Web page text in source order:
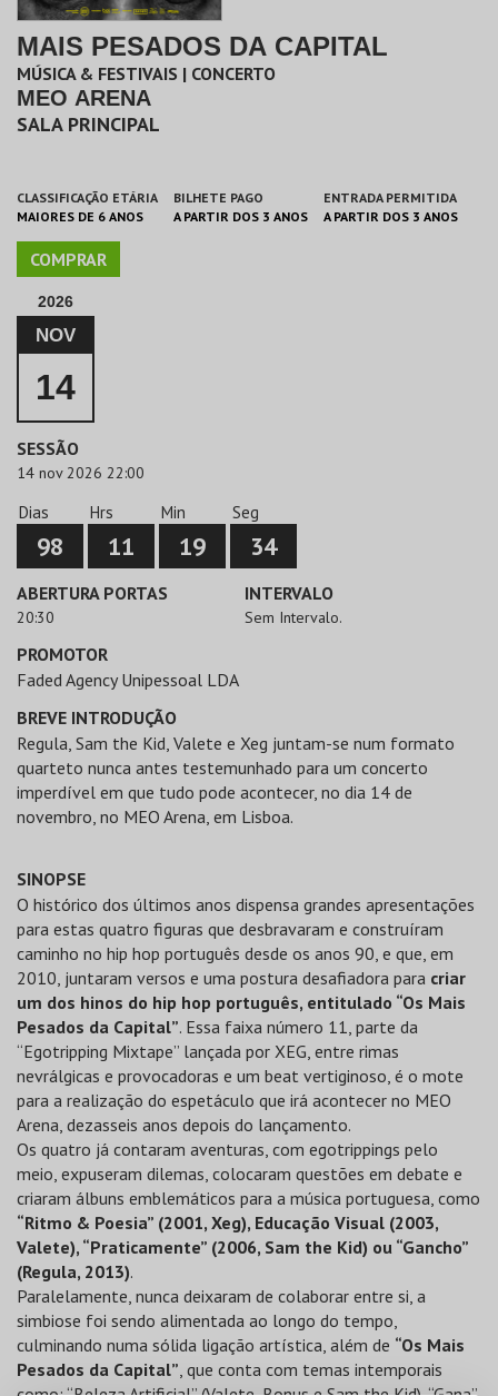
MAIS PESADOS DA CAPITAL
MÚSICA & FESTIVAIS | CONCERTO
MEO ARENA
SALA PRINCIPAL
CLASSIFICAÇÃO ETÁRIA
MAIORES DE 6 ANOS
BILHETE PAGO
A PARTIR DOS 3 ANOS
ENTRADA PERMITIDA
A PARTIR DOS 3 ANOS
COMPRAR
2026
NOV
14
SESSÃO
14 nov 2026 22:00
Dias
98
Hrs
11
Min
19
Seg
34
ABERTURA PORTAS
20:30
INTERVALO
Sem Intervalo.
PROMOTOR
Faded Agency Unipessoal LDA
BREVE INTRODUÇÃO
Regula, Sam the Kid, Valete e Xeg juntam-se num formato
quarteto nunca antes testemunhado para um concerto
imperdível em que tudo pode acontecer, no dia 14 de
novembro, no MEO Arena, em Lisboa.
SINOPSE
O histórico dos últimos anos dispensa grandes apresentações
para estas quatro figuras que desbravaram e construíram
caminho no hip hop português desde os anos 90, e que, em
2010, juntaram versos e uma postura desafiadora para criar
um dos hinos do hip hop português, entitulado “Os Mais
Pesados da Capital”. Essa faixa número 11, parte da
“Egotripping Mixtape” lançada por XEG, entre rimas
nevrálgicas e provocadoras e um beat vertiginoso, é o mote
para a realização do espetáculo que irá acontecer no MEO
Arena, dezasseis anos depois do lançamento.
Os quatro já contaram aventuras, com egotrippings pelo
meio, expuseram dilemas, colocaram questões em debate e
criaram álbuns emblemáticos para a música portuguesa, como
“Ritmo & Poesia” (2001, Xeg), Educação Visual (2003,
Valete), “Praticamente” (2006, Sam the Kid) ou “Gancho”
(Regula, 2013).
Paralelamente, nunca deixaram de colaborar entre si, a
simbiose foi sendo alimentada ao longo do tempo,
culminando numa sólida ligação artística, além de “Os Mais
Pesados da Capital”, que conta com temas intemporais